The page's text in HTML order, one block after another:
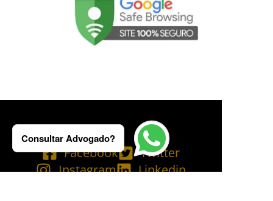
Facebook
Twitter
Instagram
Linkedin
Consultar Advogado?